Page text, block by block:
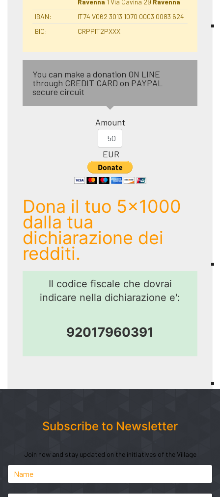
Ravenna 1 Via Cavina 29 Ravenna
IBAN:
IT74 V062 3013 1070 0003 0083 624
BIC:
CRPPIT2PXXX
You can make a donation ON LINE
through CREDIT CARD on PAYPAL
secure circuit
Amount
EUR
Dona il tuo 5x1000
dalla tua
dichiarazione dei
redditi.
Il codice fiscale che dovrai
indicare nella dichiarazione e':
92017960391
Subscribe to Newsletter
Join now and stay updated on the initiatives of the Village